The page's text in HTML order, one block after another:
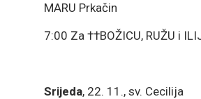
MARU Prkačin
7:00 Za ††BOŽICU, RUŽU i
Srijeda, 22. 11., sv. Cecilija